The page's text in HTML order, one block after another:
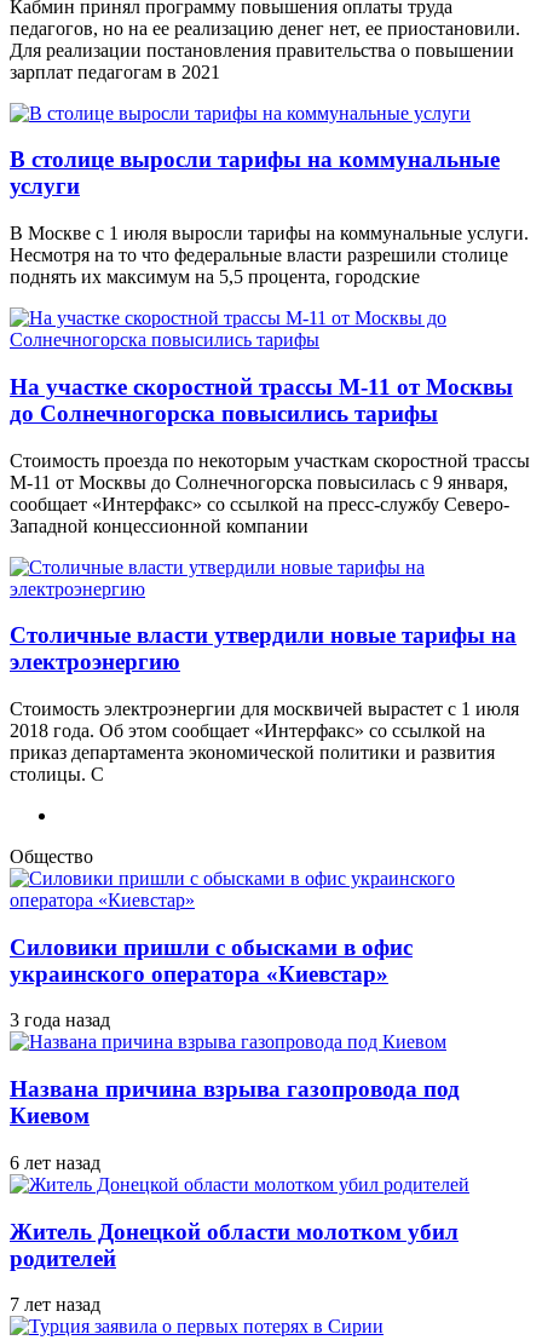
Кабмин принял программу повышения оплаты труда
педагогов, но на ее реализацию денег нет, ее приостановили.
Для реализации постановления правительства о повышении
зарплат педагогам в 2021
В столице выросли тарифы на коммунальные
услуги
В Москве с 1 июля выросли тарифы на коммунальные услуги.
Несмотря на то что федеральные власти разрешили столице
поднять их максимум на 5,5 процента, городские
На участке скоростной трассы М-11 от Москвы
до Солнечногорска повысились тарифы
Стоимость проезда по некоторым участкам скоростной трассы
М-11 от Москвы до Солнечногорска повысилась с 9 января,
сообщает «Интерфакс» со ссылкой на пресс-службу Северо-
Западной концессионной компании
Столичные власти утвердили новые тарифы на
электроэнергию
Стоимость электроэнергии для москвичей вырастет с 1 июля
2018 года. Об этом сообщает «Интерфакс» со ссылкой на
приказ департамента экономической политики и развития
столицы. С
Общество
Силовики пришли с обысками в офис
украинского оператора «Киевстар»
3 года назад
Названа причина взрыва газопровода под
Киевом
6 лет назад
Житель Донецкой области молотком убил
родителей
7 лет назад